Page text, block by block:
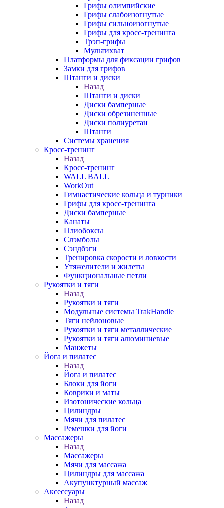
Грифы олимпийские
Грифы слабоизогнутые
Грифы сильноизогнутые
Грифы для кросс-тренинга
Трэп-грифы
Мультихват
Платформы для фиксации грифов
Замки для грифов
Штанги и диски
Назад
Штанги и диски
Диски бамперные
Диски обрезиненные
Диски полиуретан
Штанги
Системы хранения
Кросс-тренинг
Назад
Кросс-тренинг
WALL BALL
WorkOut
Гимнастические кольца и турники
Грифы для кросс-тренинга
Диски бамперные
Канаты
Плиобоксы
Слэмболы
Сэндбэги
Тренировка скорости и ловкости
Утяжелители и жилеты
Функциональные петли
Рукоятки и тяги
Назад
Рукоятки и тяги
Модульные системы TrakHandle
Тяги нейлоновые
Рукоятки и тяги металлические
Рукоятки и тяги алюминиевые
Манжеты
Йога и пилатес
Назад
Йога и пилатес
Блоки для йоги
Коврики и маты
Изотонические кольца
Цилиндры
Мячи для пилатес
Ремешки для йоги
Массажеры
Назад
Массажеры
Мячи для массажа
Цилиндры для массажа
Акупунктурный массаж
Аксессуары
Назад